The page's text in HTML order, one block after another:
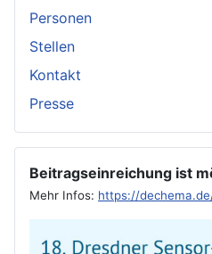
Personen
Stellen
Kontakt
Presse
Beitragseinreichung ist
Mehr Infos: https://